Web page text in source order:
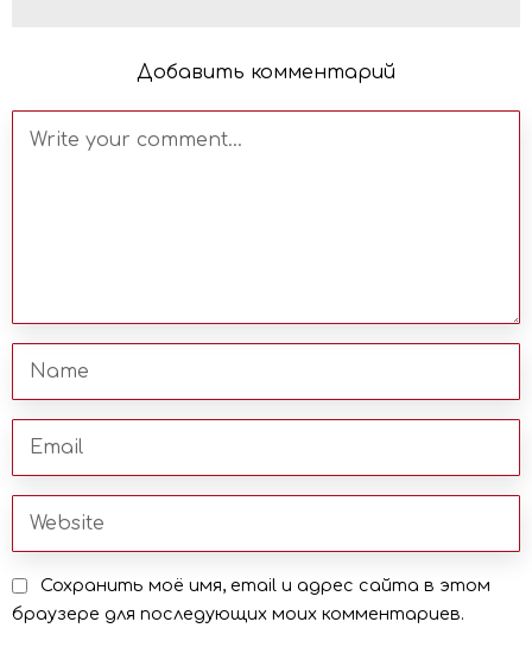
Добавить комментарий
Сохранить моё имя, email и адрес сайта в этом
браузере для последующих моих комментариев.